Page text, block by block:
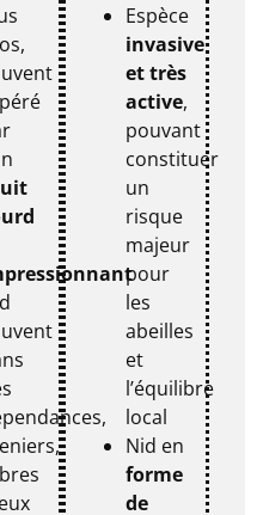
Espèce
invasive
et très
active,
pouvant
constituer
un
risque
majeur
pour
les
abeilles
et
l’équilibre
local
Nid en
forme
de